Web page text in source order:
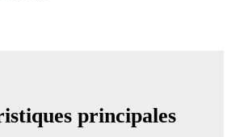
principales